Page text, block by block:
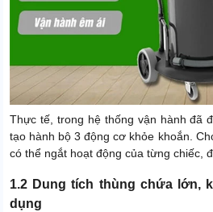
Thực tế, trong hệ thống vận hành đã
tạo hành bộ 3 động cơ khỏe khoắn.
có thể ngắt hoạt động của từng chiếc,
1.2 Dung tích thùng chứa lớn,
dụng